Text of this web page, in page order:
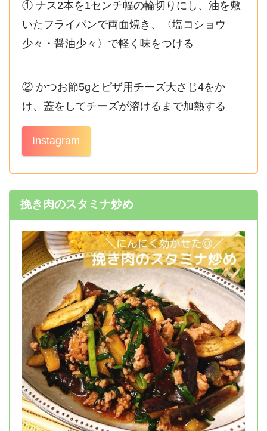
① ナス2本を1センチ幅の輪切りにし、油を敷
いたフライパンで両面焼き、〈塩コショウ
少々・醤油少々〉で軽く味をつける
② かつお節5gとピザ用チーズ大さじ4をか
け、蓋をしてチーズが溶けるまで加熱する
Instagram
挽き肉のスタミナ炒め